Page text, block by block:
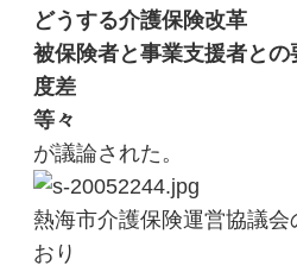
どうする介護保険改革
被保険者と事業支援者と
度差
等々
が議論された。
熱海市介護保険運営協議会
おり